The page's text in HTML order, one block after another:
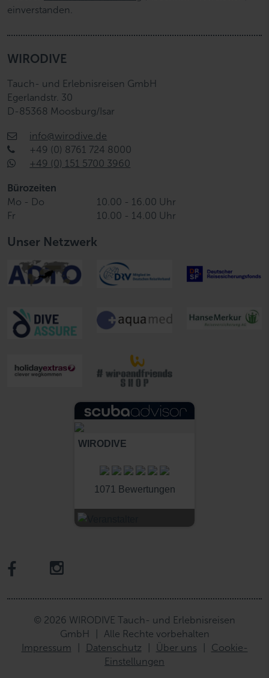
einverstanden.
WIRODIVE
Tauch- und Erlebnisreisen GmbH
Egerlandstr. 30
D-85368 Moosburg/Isar
info@wirodive.de
+49 (0) 8761 724 8000
+49 (0) 151 5700 3960
Bürozeiten
Mo - Do
10.00 - 16.00 Uhr
Fr
10.00 - 14.00 Uhr
Unser Netzwerk
WIRODIVE
1071 Bewertungen
© 2026 WIRODIVE Tauch- und Erlebnisreisen
GmbH
Alle Rechte vorbehalten
Impressum
Datenschutz Über uns
Cookie-
Einstellungen